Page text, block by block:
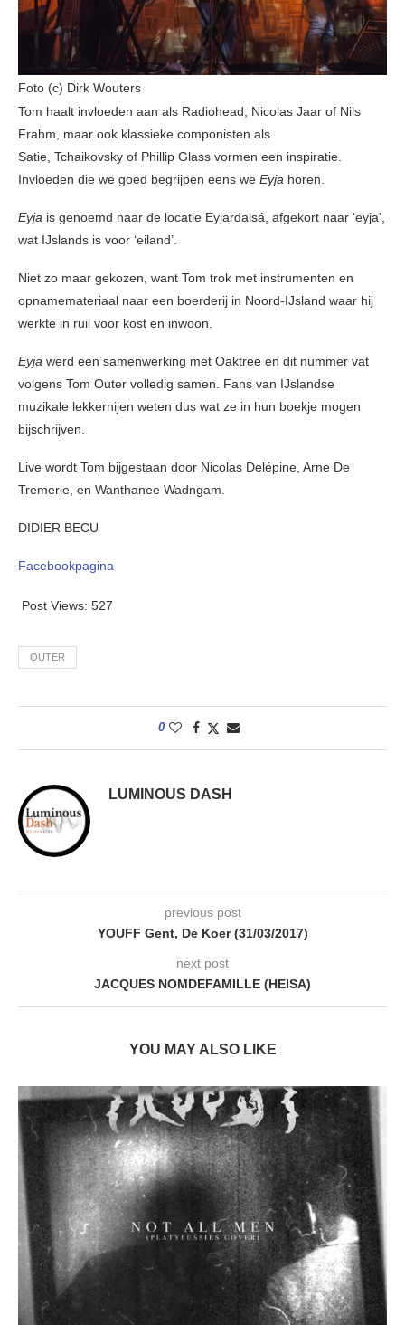
Foto (c) Dirk Wouters
Tom haalt invloeden aan als Radiohead, Nicolas Jaar of Nils
Frahm, maar ook klassieke componisten als
Satie, Tchaikovsky of Phillip Glass vormen een inspiratie.
Invloeden die we goed begrijpen eens we Eyja horen.
Eyja is genoemd naar de locatie Eyjardalsá, afgekort naar ‘eyja’,
wat IJslands is voor ‘eiland’.
Niet zo maar gekozen, want Tom trok met instrumenten en
opnamemateriaal naar een boerderij in Noord-IJsland waar hij
werkte in ruil voor kost en inwoon.
Eyja werd een samenwerking met Oaktree en dit nummer vat
volgens Tom Outer volledig samen. Fans van IJslandse
muzikale lekkernijen weten dus wat ze in hun boekje mogen
bijschrijven.
Live wordt Tom bijgestaan door Nicolas Delépine, Arne De
Tremerie, en Wanthanee Wadngam.
DIDIER BECU
Facebookpagina
Post Views: 527
OUTER
0
LUMINOUS DASH
previous post
YOUFF Gent, De Koer (31/03/2017)
next post
JACQUES NOMDEFAMILLE (HEISA)
YOU MAY ALSO LIKE